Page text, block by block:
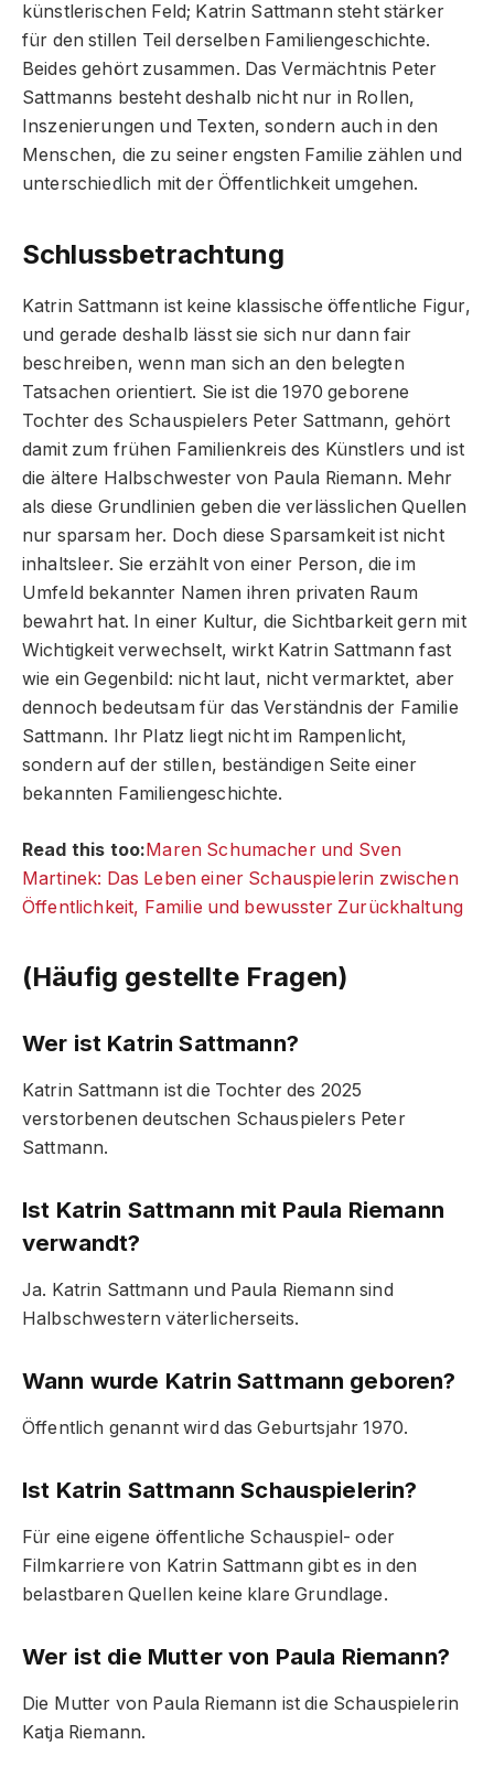
künstlerischen Feld; Katrin Sattmann steht stärker
für den stillen Teil derselben Familiengeschichte.
Beides gehört zusammen. Das Vermächtnis Peter
Sattmanns besteht deshalb nicht nur in Rollen,
Inszenierungen und Texten, sondern auch in den
Menschen, die zu seiner engsten Familie zählen und
unterschiedlich mit der Öffentlichkeit umgehen.
Schlussbetrachtung
Katrin Sattmann ist keine klassische öffentliche Figur,
und gerade deshalb lässt sie sich nur dann fair
beschreiben, wenn man sich an den belegten
Tatsachen orientiert. Sie ist die 1970 geborene
Tochter des Schauspielers Peter Sattmann, gehört
damit zum frühen Familienkreis des Künstlers und ist
die ältere Halbschwester von Paula Riemann. Mehr
als diese Grundlinien geben die verlässlichen Quellen
nur sparsam her. Doch diese Sparsamkeit ist nicht
inhaltsleer. Sie erzählt von einer Person, die im
Umfeld bekannter Namen ihren privaten Raum
bewahrt hat. In einer Kultur, die Sichtbarkeit gern mit
Wichtigkeit verwechselt, wirkt Katrin Sattmann fast
wie ein Gegenbild: nicht laut, nicht vermarktet, aber
dennoch bedeutsam für das Verständnis der Familie
Sattmann. Ihr Platz liegt nicht im Rampenlicht,
sondern auf der stillen, beständigen Seite einer
bekannten Familiengeschichte.
Read this too:Maren Schumacher und Sven
Martinek: Das Leben einer Schauspielerin zwischen
Öffentlichkeit, Familie und bewusster Zurückhaltung
(Häufig gestellte Fragen)
Wer ist Katrin Sattmann?
Katrin Sattmann ist die Tochter des 2025
verstorbenen deutschen Schauspielers Peter
Sattmann.
Ist Katrin Sattmann mit Paula Riemann
verwandt?
Ja. Katrin Sattmann und Paula Riemann sind
Halbschwestern väterlicherseits.
Wann wurde Katrin Sattmann geboren?
Öffentlich genannt wird das Geburtsjahr 1970.
Ist Katrin Sattmann Schauspielerin?
Für eine eigene öffentliche Schauspiel- oder
Filmkarriere von Katrin Sattmann gibt es in den
belastbaren Quellen keine klare Grundlage.
Wer ist die Mutter von Paula Riemann?
Die Mutter von Paula Riemann ist die Schauspielerin
Katja Riemann.